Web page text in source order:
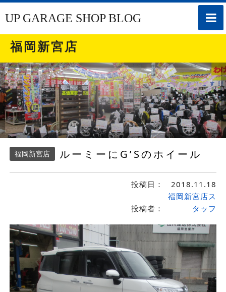
toggle
UP GARAGE SHOP BLOG
福岡新宮店
福岡新宮店 ルーミーにG’Sのホイール
投稿日： 2018.11.18
投稿者：
福岡新宮店ス
タッフ